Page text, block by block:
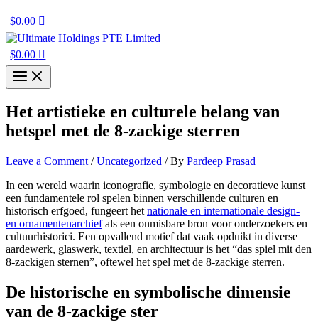
$0.00
$0.00
Het artistieke en culturele belang van
hetspel met de 8-zackige sterren
Leave a Comment /Uncategorized / By Pardeep Prasad
In een wereld waarin iconografie, symbologie en decoratieve kunst
een fundamentele rol spelen binnen verschillende culturen en
historisch erfgoed, fungeert het nationale en internationale design-
en ornamentenarchiefals een onmisbare bron voor onderzoekers en
cultuurhistorici. Een opvallend motief dat vaak opduikt in diverse
aardewerk, glaswerk, textiel, en architectuur is het “das spiel mit den
8-zackigen sternen”, oftewel het spel met de 8-zackige sterren.
De historische en symbolische dimensie
van de 8-zackige ster